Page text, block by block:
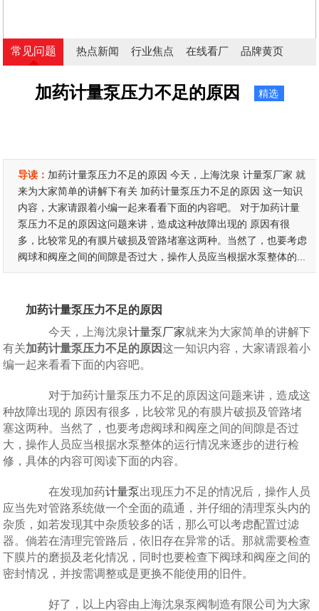
常见问题 热点新闻 行业焦点 在线看厂 品牌黄页
加药计量泵压力不足的原因 精选
导读： 加药计量泵压力不足的原因 今天，上海沈泉 计量泵厂家 就
来为大家简单的讲解下有关 加药计量泵压力不足的原因 这一知识
内容，大家请跟着小编一起来看看下面的内容吧。 对于加药计量
泵压力不足的原因这问题来讲，造成这种故障出现的 原因有很
多，比较常见的有膜片破损及管路堵塞这两种。当然了，也要考虑
阀球和阀座之间的间隙是否过大，操作人员应当根据水泵整体的...
加药计量泵压力不足的原因
今天，上海沈泉计量泵厂家就来为大家简单的讲解下
有关加药计量泵压力不足的原因这一知识内容，大家请跟着小
编一起来看看下面的内容吧。
对于加药计量泵压力不足的原因这问题来讲，造成这
种故障出现的 原因有很多，比较常见的有膜片破损及管路堵
塞这两种。当然了，也要考虑阀球和阀座之间的间隙是否过
大，操作人员应当根据水泵整体的运行情况来逐步的进行检
修，具体的内容可阅读下面的内容。
在发现加药计量泵出现压力不足的情况后，操作人员
应当先对管路系统做一个全面的疏通，并仔细的清理泵头内的
杂质，如若发现其中杂质较多的话，那么可以考虑配置过滤
器。倘若在清理完管路后，依旧存在异常的话。那就需要检查
下膜片的磨损及老化情况，同时也要检查下阀球和阀座之间的
密封情况，并按需调整或是更换不能使用的旧件。
好了，以上内容由上海沈泉泵阀制造有限公司为大家